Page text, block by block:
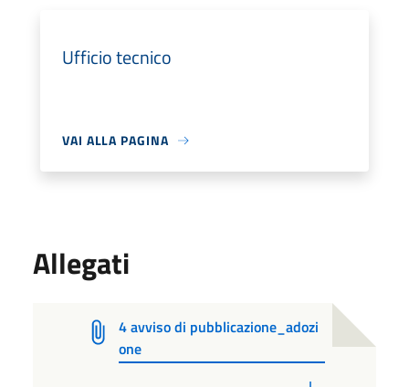
Ufficio tecnico
VAI ALLA PAGINA
Allegati
4 avviso di pubblicazione_adozi
one